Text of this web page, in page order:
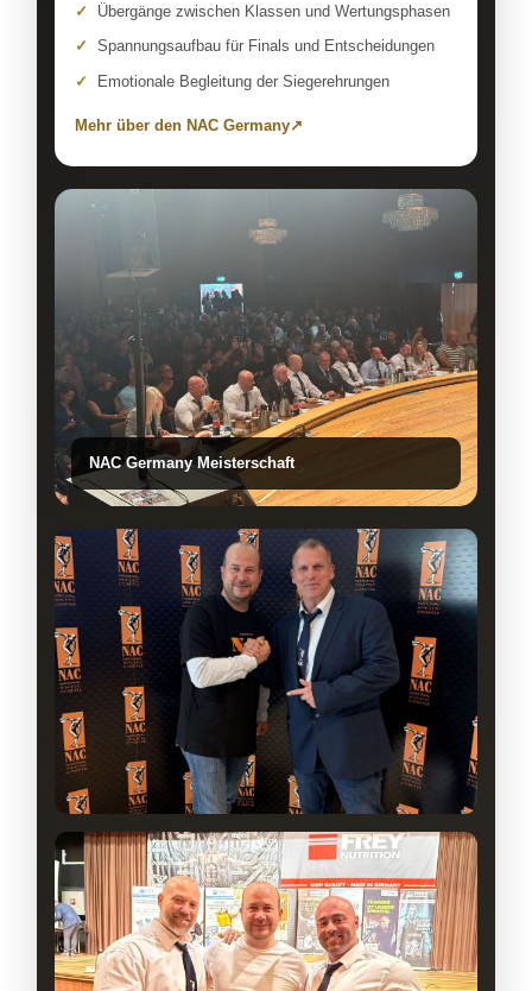
Übergänge zwischen Klassen und Wertungsphasen
Spannungsaufbau für Finals und Entscheidungen
Emotionale Begleitung der Siegerehrungen
Mehr über den NAC Germany↗
NAC Germany Meisterschaft